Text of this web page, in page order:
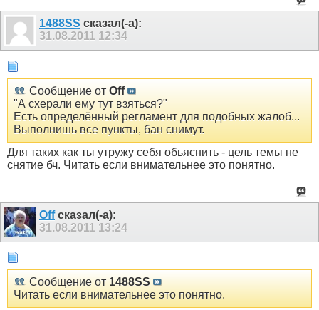
1488SS сказал(-а):
31.08.2011 12:34
Сообщение от Off
"А схерали ему тут взяться?"
Есть определённый регламент для подобных жалоб...
Выполнишь все пункты, бан снимут.
Для таких как ты утружу себя обьяснить - цель темы не
снятие бч. Читать если внимательнее это понятно.
Offсказал(-а):
31.08.2011 13:24
Сообщение от 1488SS
Читать если внимательнее это понятно.